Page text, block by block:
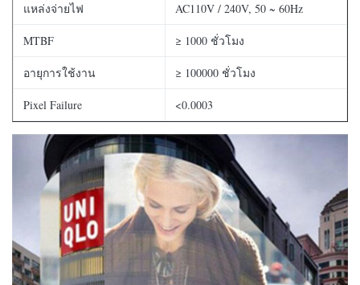
แหล่งจ่ายไฟ AC110V / 240V, 50 ~ 60Hz
MTBF ≥ 1000 ชั่วโมง
อายุการใช้งาน ≥ 100000 ชั่วโมง
Pixel Failure <0.0003